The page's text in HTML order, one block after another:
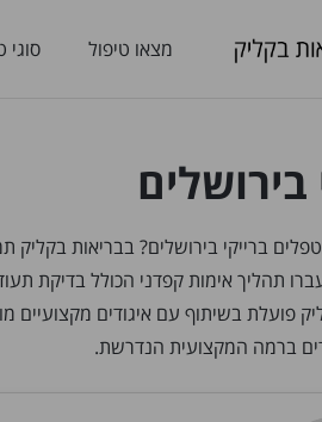
מצאו טיפול סוגי
בירושלים
תהליך אימות קפדני הכולל בדיקת
פועלת בשיתוף עם איגודים
ברמה המקצועית הנדרשת.